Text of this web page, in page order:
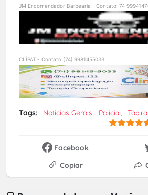
JM Encomendador Barbearia - Contato: 74
CLÍPAT - Contato (74) 9981455033.
Tags: Notícias Gerais Policial
Facebook
Copiar